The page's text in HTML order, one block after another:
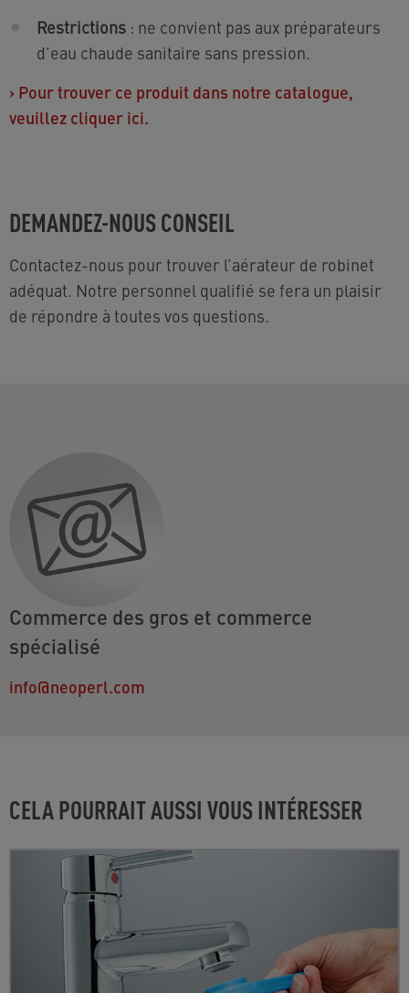
Restrictions : ne convient pas aux préparateurs
d’eau chaude sanitaire sans pression.
› Pour trouver ce produit dans notre catalogue,
veuillez cliquer ici.
DEMANDEZ-NOUS CONSEIL
Contactez-nous pour trouver l’aérateur de robinet
adéquat. Notre personnel qualifié se fera un plaisir
de répondre à toutes vos questions.
Commerce des gros et commerce
spécialisé
info@neoperl.com
CELA POURRAIT AUSSI VOUS INTÉRESSER